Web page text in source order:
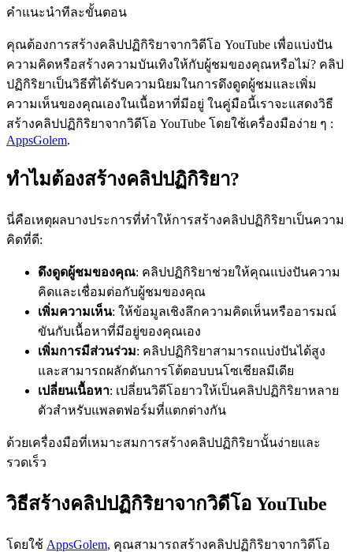
คำแนะนำทีละขั้นตอน
คุณต้องการสร้างคลิปปฏิกิริยาจากวิดีโอ YouTube เพื่อแบ่งปัน
ความคิดหรือสร้างความบันเทิงให้กับผู้ชมของคุณหรือไม่? คลิป
ปฏิกิริยาเป็นวิธีที่ได้รับความนิยมในการดึงดูดผู้ชมและเพิ่ม
ความเห็นของคุณเองในเนื้อหาที่มีอยู่ ในคู่มือนี้เราจะแสดงวิธี
สร้างคลิปปฏิกิริยาจากวิดีโอ YouTube โดยใช้เครื่องมือง่าย ๆ :
AppsGolem.
ทำไมต้องสร้างคลิปปฏิกิริยา?
นี่คือเหตุผลบางประการที่ทำให้การสร้างคลิปปฏิกิริยาเป็นความ
คิดที่ดี:
ดึงดูดผู้ชมของคุณ: คลิปปฏิกิริยาช่วยให้คุณแบ่งปันความ
คิดและเชื่อมต่อกับผู้ชมของคุณ
เพิ่มความเห็น: ให้ข้อมูลเชิงลึกความคิดเห็นหรืออารมณ์
ขันกับเนื้อหาที่มีอยู่ของคุณเอง
เพิ่มการมีส่วนร่วม: คลิปปฏิกิริยาสามารถแบ่งปันได้สูง
และสามารถผลักดันการโต้ตอบบนโซเชียลมีเดีย
เปลี่ยนเนื้อหา: เปลี่ยนวิดีโอยาวให้เป็นคลิปปฏิกิริยาหลาย
ตัวสำหรับแพลตฟอร์มที่แตกต่างกัน
ด้วยเครื่องมือที่เหมาะสมการสร้างคลิปปฏิกิริยานั้นง่ายและ
รวดเร็ว
วิธีสร้างคลิปปฏิกิริยาจากวิดีโอ YouTube
โดยใช้ AppsGolem, คุณสามารถสร้างคลิปปฏิกิริยาจากวิดีโอ